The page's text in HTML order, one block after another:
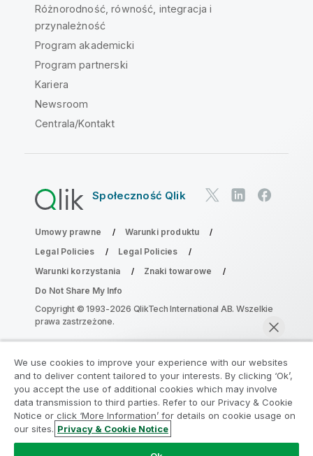
Rozmawiaj teraz
Różnorodność, równość, integracja i
przynależność
Program akademicki
Program partnerski
Kariera
Newsroom
Centrala/Kontakt
Społeczność Qlik
Umowy prawne
Warunki produktu
Legal Policies
Legal Policies
Warunki korzystania
Znaki towarowe
Do Not Share My Info
Copyright © 1993-2026 QlikTech International AB. Wszelkie
prawa zastrzeżone.
Dołącz do Programu Modernizacji
Analityki
Przeprowadź modernizację bez szkody dla Twoich
cennych aplikacji QlikView za pomocą programu
We use cookies to improve your experience with our websites
and to deliver content tailored to your interests. By clicking ‘Ok’,
you accept the use of additional cookies which may involve
data transmission to third parties. Refer to our Privacy & Cookie
Notice or click ‘More Information’ for details on cookie usage on
our sites. Privacy & Cookie Notice